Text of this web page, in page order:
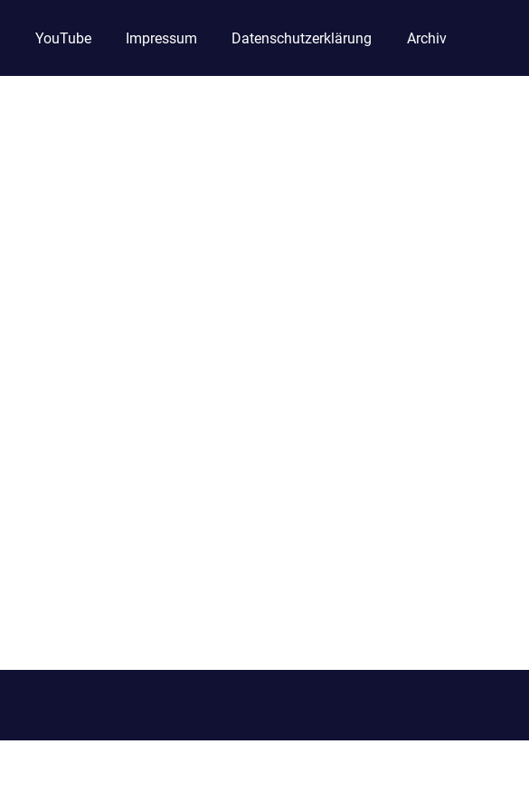
YouTube Impressum Datenschutzerklärung Archiv